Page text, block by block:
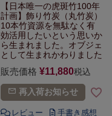
【日本唯一の虎斑竹100年
計画】 飾り竹炭（丸竹炭）
10本竹資源を無駄なく有
効活用したいという思いか
ら生まれました。 オブジェ
として生まれかわりました
販売価格 ¥11,880税込
再入荷お知らせ